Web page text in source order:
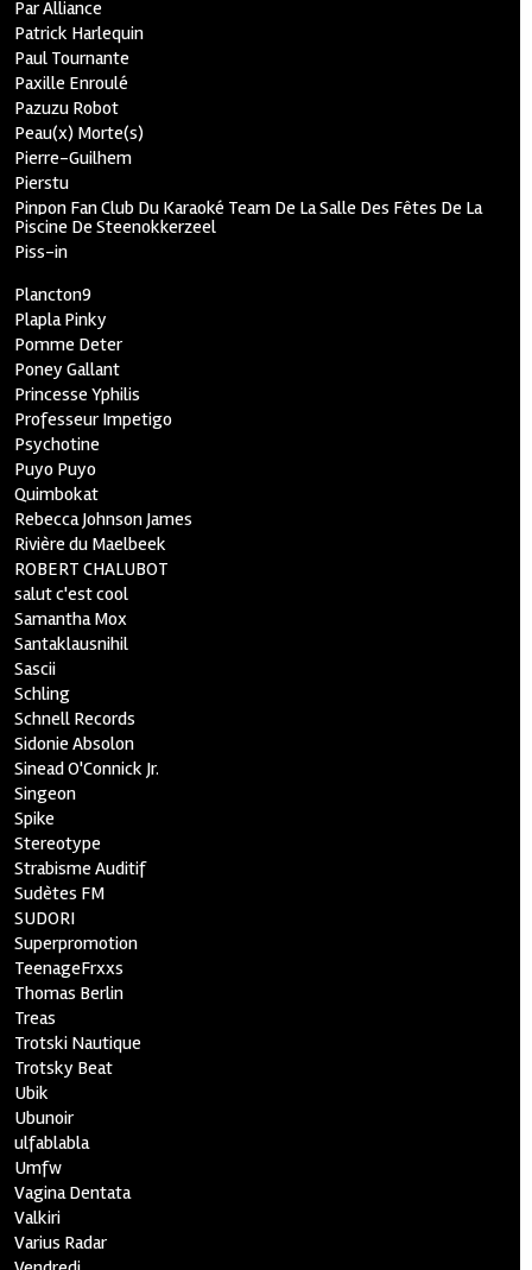
Par Alliance
Patrick Harlequin
Paul Tournante
Paxille Enroulé
Pazuzu Robot
Peau(x) Morte(s)
Pierre-Guilhem
Pierstu
Pinpon Fan Club Du Karaoké Team De La Salle Des Fêtes De La
Piscine De Steenokkerzeel
Piss-in
Plancton9
Plapla Pinky
Pomme Deter
Poney Gallant
Princesse Yphilis
Professeur Impetigo
Psychotine
Puyo Puyo
Quimbokat
Rebecca Johnson James
Rivière du Maelbeek
ROBERT CHALUBOT
salut c'est cool
Samantha Mox
Santaklausnihil
Sascii
Schling
Schnell Records
Sidonie Absolon
Sinead O'Connick Jr.
Singeon
Spike
Stereotype
Strabisme Auditif
Sudètes FM
SUDORI
Superpromotion
TeenageFrxxs
Thomas Berlin
Treas
Trotski Nautique
Trotsky Beat
Ubik
Ubunoir
ulfablabla
Umfw
Vagina Dentata
Valkiri
Varius Radar